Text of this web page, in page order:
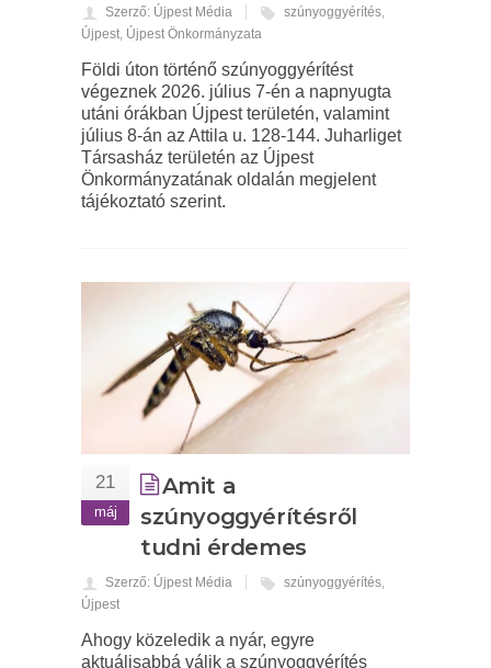
Szerző: Újpest Média szúnyoggyérítés
Újpest Újpest Önkormányzata
Földi úton történő szúnyoggyérítést
végeznek 2026. július 7-én a napnyugta
utáni órákban Újpest területén, valamint
július 8-án az Attila u. 128-144. Juharliget
Társasház területén az Újpest
Önkormányzatának oldalán megjelent
tájékoztató szerint.
21
máj
Amit a
szúnyoggyérítésről
tudni érdemes
Szerző: Újpest Média szúnyoggyérítés,
Újpest
Ahogy közeledik a nyár, egyre
aktuálisabbá válik a szúnyoggyérítés